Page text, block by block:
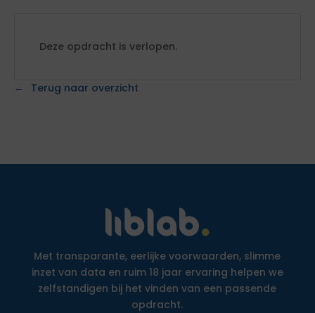
Deze opdracht is verlopen.
Terug naar overzicht
Met transparante, eerlijke voorwaarden, slimme
inzet van data en ruim 18 jaar ervaring helpen we
zelfstandigen bij het vinden van een passende
opdracht.